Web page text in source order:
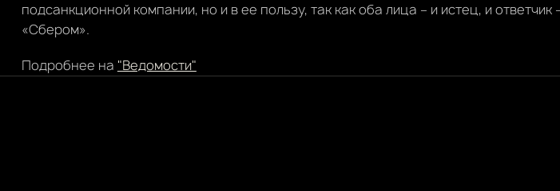
подсанкционной компании, но и в ее пользу, так как оба лица – и истец, и ответчик
«Сбером».
Подробнее на "Ведомости"